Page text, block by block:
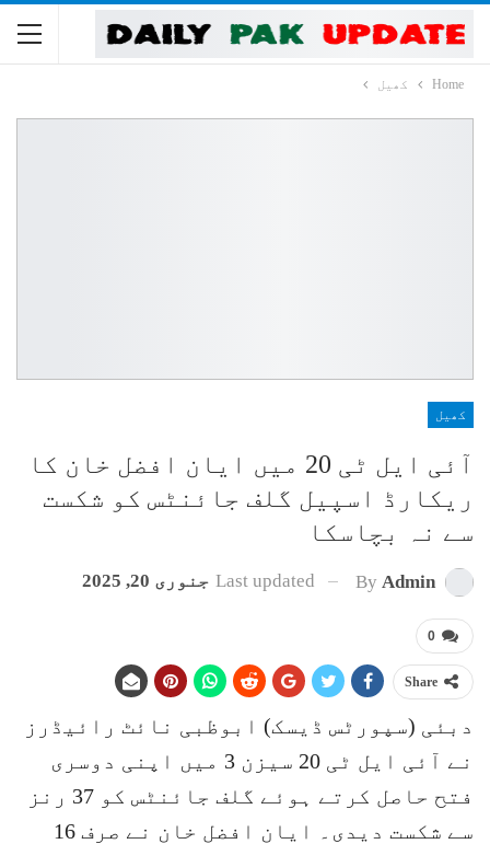
Home کھیل
کھیل
آئی ایل ٹی 20 میں ایان افضل خان کا
ریکارڈ اسپیل گلف جائنٹس کو شکست
سے نہ بچاسکا
By Admin
Last updated جنوری 20, 2025
0
Share
دبئی (سپورٹس ڈیسک) ابوظبی نائٹ رائیڈرز
نے آئی ایل ٹی 20 سیزن 3 میں اپنی دوسری
فتح حاصل کرتے ہوئے گلف جائنٹس کو 37 رنز
سے شکست دیدی۔ ایان افضل خان نے صرف 16